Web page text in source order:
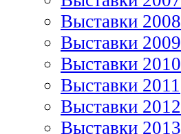
Выставки 2008
Выставки 2009
Выставки 2010
Выставки 2011
Выставки 2012
Выставки 2013